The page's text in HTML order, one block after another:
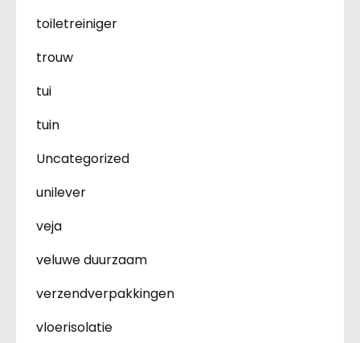
toiletreiniger
trouw
tui
tuin
Uncategorized
unilever
veja
veluwe duurzaam
verzendverpakkingen
vloerisolatie